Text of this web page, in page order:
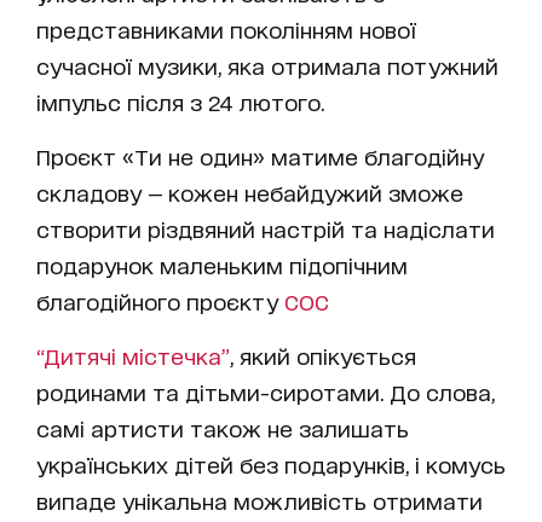
представниками поколінням нової
сучасної музики, яка отримала потужний
імпульс після з 24 лютого.
Проєкт «Ти не один» матиме благодійну
складову — кожен небайдужий зможе
створити різдвяний настрій та надіслати
подарунок маленьким підопічним
благодійного проєктуСОС
“Дитячі містечка” , який опікується
родинами та дітьми-сиротами. До слова,
самі артисти також не залишать
українських дітей без подарунків, і комусь
випаде унікальна можливість отримати